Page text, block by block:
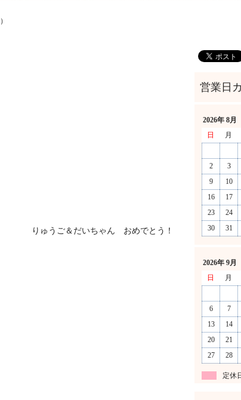
りゅうご＆だいちゃん おめでとう！
2026年 8月
日
月
2
3
9
10
16
17
23
24
30
31
2026年 9月
日
月
6
7
13
14
20
21
27
28
定休